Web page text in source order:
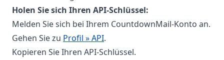
Holen Sie sich Ihren API-Schlüssel:
Melden Sie sich bei Ihrem CountdownMail-Konto an.
Gehen Sie zu Profil » API.
Kopieren Sie Ihren API-Schlüssel.